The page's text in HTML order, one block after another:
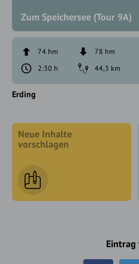
Zum Speichersee (Tour 9A)
74 hm
78 hm
2:30 h
44,3 km
Erding
Neue Inhalte
vorschlagen
Eintrag